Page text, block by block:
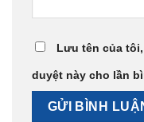
Lưu tên của
duyệt này cho lần